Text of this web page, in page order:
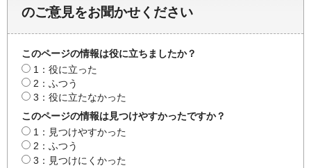
のご意見をお聞かせください
このページの情報は役に立ちましたか？
1：役に立った
2：ふつう
3：役に立たなかった
このページの情報は見つけやすかったですか？
1：見つけやすかった
2：ふつう
3：見つけにくかった